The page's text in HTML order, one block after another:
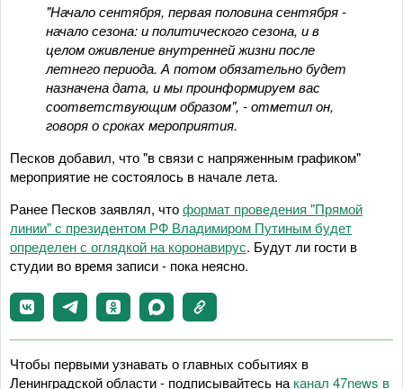
"Начало сентября, первая половина сентября -
начало сезона: и политического сезона, и в
целом оживление внутренней жизни после
летнего периода. А потом обязательно будет
назначена дата, и мы проинформируем вас
соответствующим образом", - отметил он,
говоря о сроках мероприятия.
Песков добавил, что "в связи с напряженным графиком"
мероприятие не состоялось в начале лета.
Ранее Песков заявлял, чтоформат проведения "Прямой
линии" с президентом РФ Владимиром Путиным будет
определен с оглядкой на коронавирус. Будут ли гости в
студии во время записи - пока неясно.
Чтобы первыми узнавать о главных событиях в
Ленинградской области - подписывайтесь на канал 47news в